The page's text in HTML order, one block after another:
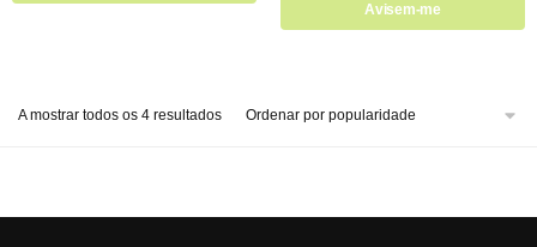
Avisem-me
A mostrar todos os 4 resultados